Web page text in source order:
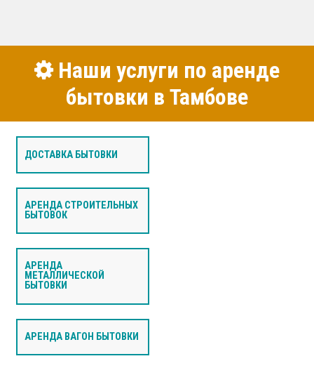
Наши услуги по аренде
бытовки в Тамбове
ДОСТАВКА БЫТОВКИ
АРЕНДА СТРОИТЕЛЬНЫХ
БЫТОВОК
АРЕНДА
МЕТАЛЛИЧЕСКОЙ
БЫТОВКИ
АРЕНДА ВАГОН БЫТОВКИ